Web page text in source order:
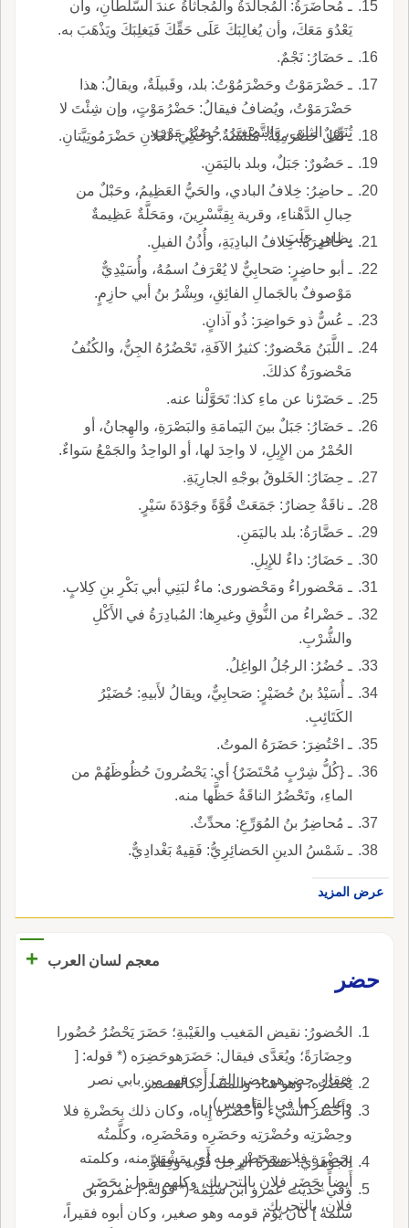
ـ مُحاضَرَةُ: المُجالَدَةُ والمُجاثاةُ عندَ السًّلْطانِ، وأن
يَعْدُوَ مَعَكَ، وأن يُغالِبَكَ عَلَى حَقِّكَ فَيَغلِبَكَ ويَذْهَبَ به.
ـ حَضَارُ: نَجْمٌ.
ـ حَضْرَمَوْتُ وحَضْرَمُوْتُ: بلد، وقَبيلَةٌ، ويقالُ: هذا
حَضْرَمَوْتُ، ويُضافُ فيقالُ: حَضْرُمَوْتٍ، وإن شِئْتَ لا
تُنَوِّنِ الثاني، والتَّصْغيرُ: حُضَيْرُ مَوْتٍ.
ـ نَعْلٌ حَضْرَمِيَّةٌ: مُلَسَّنَةٌ. وحُكِيَ: نَعْلانِ حَضْرَمُوتِيَّتانِ.
ـ حَضُورٌ: جَبَلٌ، وبلد باليَمَنِ.
ـ حاضِرُ: خِلافُ البادي، والحَيُّ العَظِيمُ، وحَبْلٌ من
حِبالِ الدَّهْناءِ، وقرية بِقِنَّسْرِينَ، ومَحَلَّةٌ عَظِيمةٌ
بِظاهِرِ حَلَبَ.
ـ حاضِرَةُ: خِلافُ البادِيَةِ، وأُذُنُ الفيلِ.
ـ أبو حاضِرٍ: صَحابِيٌّ لا يُعْرَفُ اسمُهُ، وأُسَيْدِيٌّ
مَوْصوفٌ بالجَمالِ الفائِقِ، وبِشْرُ بنُ أبي حازِمٍ.
ـ عُسٌّ ذو حَواضِرَ: ذُو آذانٍ.
ـ اللَّبَنُ مَحْضورٌ: كثيرُ الآفَةِ، تَحْضُرُهُ الجِنُّ، والكُنُفُ
مَحْضورَةٌ كذلكَ.
ـ حَضَرْنا عن ماءِ كذا: تَحَوَّلْنا عنه.
ـ حَضَارُ: جَبَلٌ بينَ اليَمامَةِ والبَصْرَةِ، والهِجانُ، أو
الحُمْرُ من الإِبِلِ، لا واحِدَ لها، أو الواحِدُ والجَمْعُ سَواءٌ.
ـ حِضَارُ: الخَلوقُ بوجْهِ الجارِيَةِ.
ـ ناقَةٌ حِضارٌ: جَمَعَتْ قُوَّةً وجَوْدَةَ سَيْرٍ.
ـ حَضَّارَةُ: بلد باليَمَنِ.
ـ حَضَارُ: داءٌ للإِبِلِ.
ـ مَحْضوراءُ ومَحْضورى: ماءٌ لبَنِي أبي بَكْرِ بنِ كِلابٍ.
ـ حَضْراءُ من النُّوقِ وغيرِها: المُبادِرَةُ في الأَكْلِ
والشُّرْبِ.
ـ حُضُرُ: الرجُلُ الواغِلُ.
ـ أُسَيْدُ بنُ حُضَيْرٍ: صَحابِيٌّ، ويقالُ لأَبيهِ: حُضَيْرُ
الكَتَائِبِ.
ـ احْتُضِرَ: حَضَرَهُ الموتُ.
ـ {كُلُّ شِرْبٍ مُحْتَضَرٌ} أي: يَحْضُرونَ حُظُوظَهُمْ من
الماءِ، وتَحْضُرُ الناقَةُ حَظَّها منه.
ـ مُحاضِرُ بنُ المُوَرِّعِ: محدِّثٌ.
ـ شَمْسُ الدينِ الحَضائِرِيُّ: فَقِيهٌ بَغْدادِيٌّ.
عرض المزيد
معجم لسان العرب
+
حضر
الحُضورُ: نقيض المَغيب والغَيْبةِ؛ حَضَرَ يَحْضُرُ حُضُورا
وحِضَارَةً؛ ويُعَدَّى فيقال: حَضَرَهوحَضِرَه (* قوله: [
فيقال حضرهوحضر إلخ ] أَي فهو من بابي نصر
وعلم كما في القاموس).
يَحْضُرُه، وهو شاذ والمصدر كالمصدر.
وأَحْضَرَ الشيءَ وأَحْضَرَه إِياه، وكان ذلك بِحَضْرةِ فلا
وحِضْرَتِه وحُضْرَتِه وحَضَرِه ومَحْضَرِه، وكلَّمتُه
بِحَضْرَةِ فلا وبمَحَضْرٍ منه أَي بِمَشْهَدٍ منه، وكلمته
أَيضاً بِحَضَرِ فلان بالتحريك، وكلهم يقول: بِحَضَرِ
فلان، بالتحريك.
الجوهري: حَضْرَةُ الرجل قُرْبه وفِناؤّ.
وفي حديث عمرو ابن سَلِمَة (* قوله: [ عمرو بن
سلمة ] كان يؤم قومه وهو صغير، وكان أبوه فقيراً،